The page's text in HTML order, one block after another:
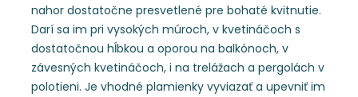
nahor dostatočne presvetlené pre bohaté kvitnutie.
Darí sa im pri vysokých múroch, v kvetináčoch s
dostatočnou hĺbkou a oporou na balkónoch, v
závesných kvetináčoch, i na trelážach a pergolách v
polotieni. Je vhodné plamienky vyviazať a upevniť im